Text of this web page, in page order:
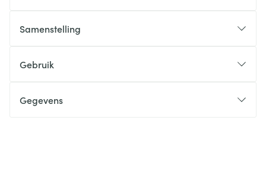
Samenstelling
Gebruik
Gegevens